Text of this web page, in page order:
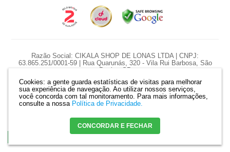
Cookies: a gente guarda estatísticas de visitas para melhorar
sua experiência de navegação. Ao utilizar nossos serviços,
você concorda com tal monitoramento. Para mais informações,
consulte a nossa Política de Privacidade.
CONCORDAR E FECHAR
Razão Social: CIKALA SHOP DE LONAS LTDA | CNPJ:
63.865.251/0001-59 | Rua Quarunás, 320 - Vila Rui Barbosa, São
Paulo - SP
*Nossas promoções são diárias e pontuais, preço e estoque sujeito a
variação diariamente.
*Produtos serão reservados somente com pagamento confirmado. |
Mapa do site